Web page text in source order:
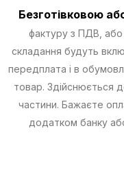
Безготівковою
фактуру з ПДВ, або
складання будуть
передплата і в
товар. Здійснюється
частини. Бажаєте
додатком банку